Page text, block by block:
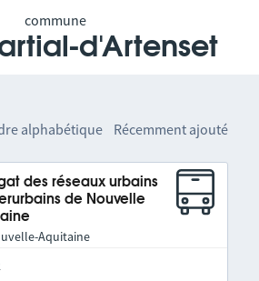
commune
d'Artenset
alphabétique Récemment ajouté
des réseaux urbains
de Nouvelle
Aquitaine